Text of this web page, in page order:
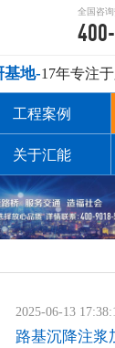
全国咨
基地-17年专注
工程案例
关于汇能
2025-06-13